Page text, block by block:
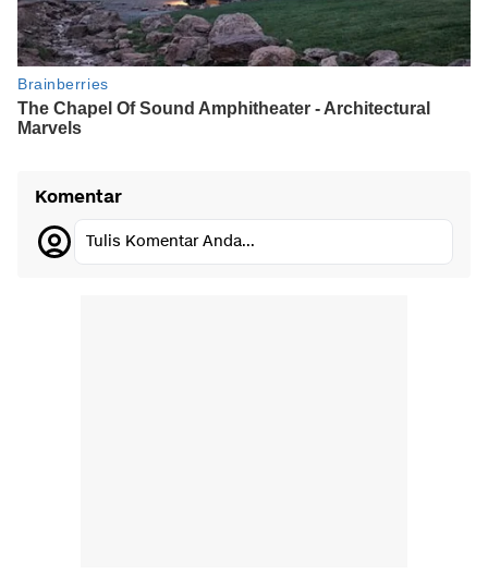
Komentar
Tulis Komentar Anda...